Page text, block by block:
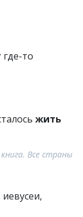
где-то
жить
Все страны